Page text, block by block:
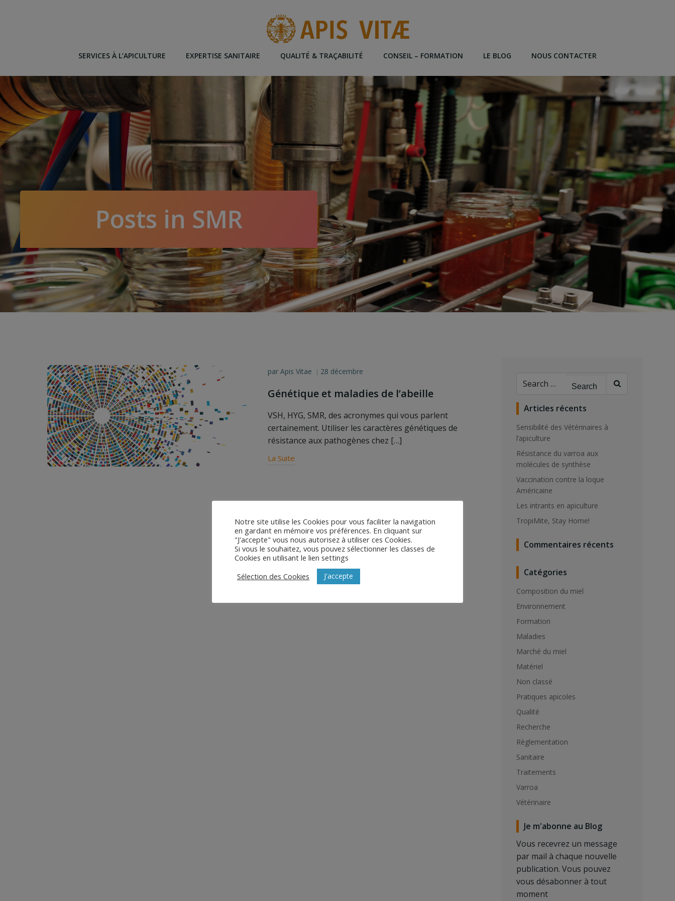
SERVICES À L’APICULTURE EXPERTISE SANITAIRE QUALITÉ & TRAÇABILITÉ CONSEIL – FORMATION LE BLOG NOUS CONTACTER
Posts in SMR
par Apis Vitae | 28 décembre
Génétique et maladies de l’abeille
VSH, HYG, SMR, des acronymes qui vous parlent
certainement. Utiliser les caractères génétiques de
résistance aux pathogènes chez […]
La Suite
Search
Articles récents
Sensibilité des Vétérinaires à
l’apiculture
Résistance du varroa aux
molécules de synthèse
Vaccination contre la loque
Américaine
Les intrants en apiculture
TropiMite, Stay Home!
Commentaires récents
Catégories
Composition du miel
Environnement
Formation
Maladies
Marché du miel
Matériel
Non classé
Pratiques apicoles
Qualité
Recherche
Règlementation
Sanitaire
Traitements
Varroa
Vétérinaire
Je m'abonne au Blog
Vous recevrez un message
par mail à chaque nouvelle
publication. Vous pouvez
vous désabonner à tout
moment
Notre site utilise les Cookies pour vous faciliter la navigation
en gardant en mémoire vos préférences. En cliquant sur
"J'accepte" vous nous autorisez à utiliser ces Cookies.
Si vous le souhaitez, vous pouvez sélectionner les classes de
Cookies en utilisant le lien settings
Sélection des Cookies
J'accepte